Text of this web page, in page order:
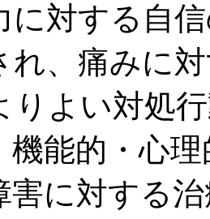
に対する自
れ、痛みに
りよい対処
機能的・心
害に対する